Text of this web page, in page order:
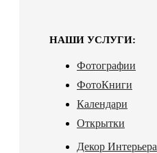
НАШИ УСЛУГИ:
Фотографии
ФотоКниги
Календари
Открытки
Декор Интерьера